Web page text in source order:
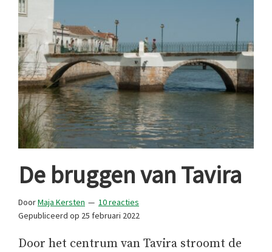
De bruggen van Tavira
DoorMaja Kersten
10 reacties
Gepubliceerd op 25 februari 2022
Door het centrum van Tavira stroomt de